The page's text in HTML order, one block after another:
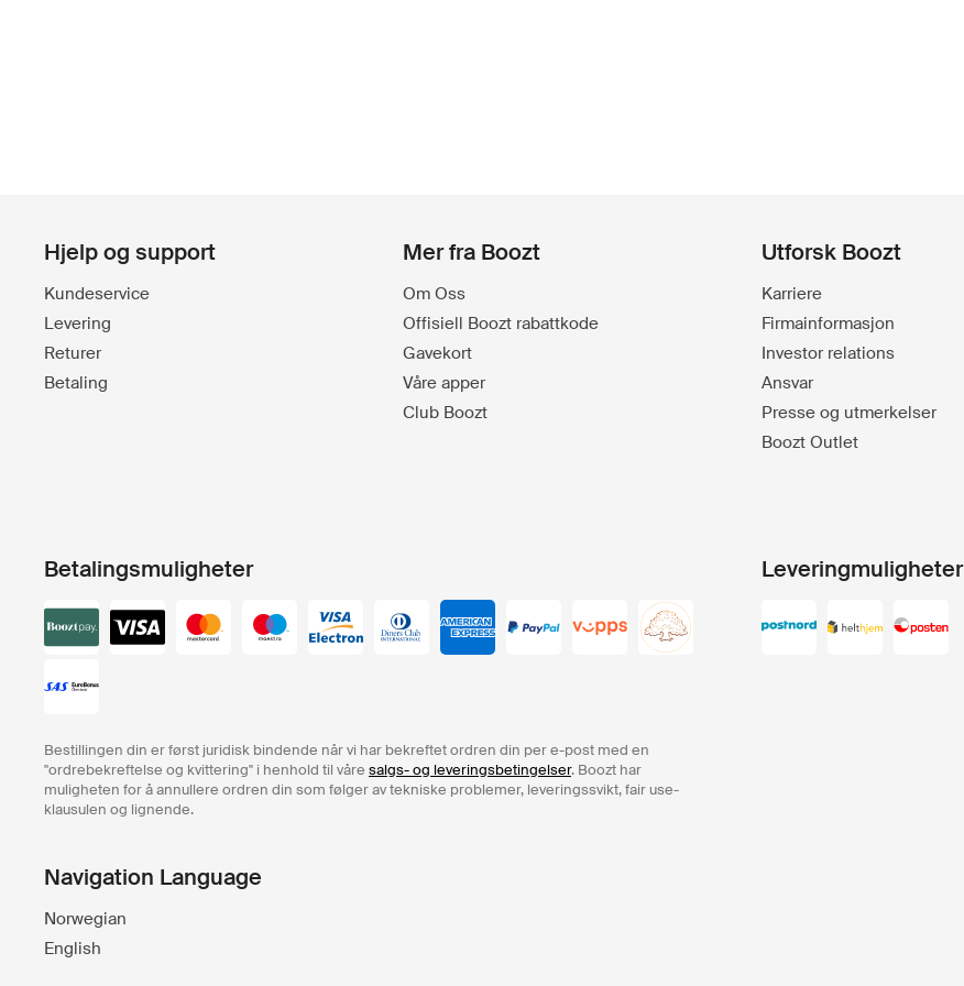
Hjelp og support
Kundeservice
Levering
Returer
Betaling
Mer fra Boozt
Om Oss
Offisiell Boozt rabattkode
Gavekort
Våre apper
Club Boozt
Utforsk Boozt
Karriere
Firmainformasjon
Investor relations
Ansvar
Presse og utmerkelser
Boozt Outlet
Betalingsmuligheter
Bestillingen din er først juridisk bindende når vi har bekreftet ordren din per e-post med en
"ordrebekreftelse og kvittering" i henhold til våre salgs- og leveringsbetingelser. Boozt har
muligheten for å annullere ordren din som følger av tekniske problemer, leveringssvikt, fair use-
klausulen og lignende.
Leveringmuligheter
Navigation Language
Norwegian
English